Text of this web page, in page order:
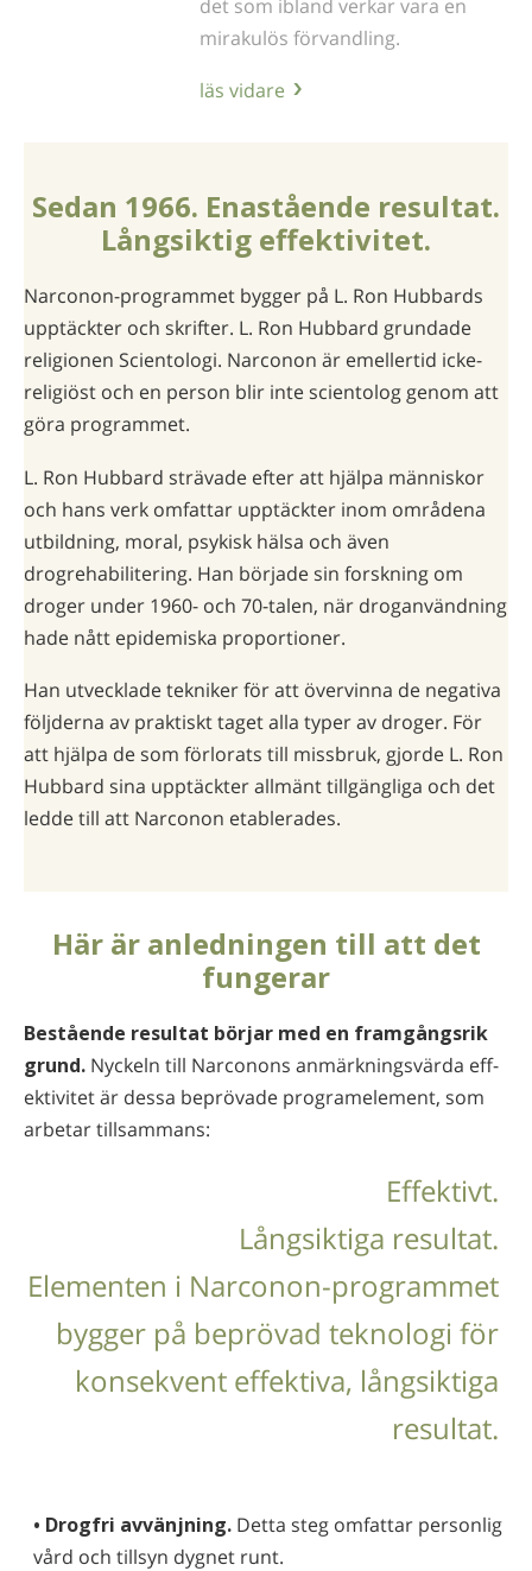
det som ibland verkar vara en
mirakulös förvandling.
läs vidare
Sedan 1966. Enastående resultat.
Långsiktig effektivitet.
Narconon-programmet bygger på L. Ron Hubbards
upptäckter och skrifter. L. Ron Hubbard grundade
religionen Scientologi. Narconon är emellertid icke-
religiöst och en person blir inte scientolog genom att
göra programmet.
L. Ron Hubbard strävade efter att hjälpa människor
och hans verk omfattar upptäckter inom områdena
utbildning, moral, psykisk hälsa och även
drogrehabilitering. Han började sin forskning om
droger under 1960- och 70-talen, när droganvändning
hade nått epidemiska proportioner.
Han utvecklade tekniker för att övervinna de negativa
följderna av praktiskt taget alla typer av droger. För
att hjälpa de som förlorats till missbruk, gjorde L. Ron
Hubbard sina upptäckter allmänt tillgängliga och det
ledde till att Narconon etablerades.
Här är anled­ningen till att det
fungerar
Bestående resultat börjar med en framgångsrik
grund. Nyckeln till Narconons anmärkningsvärda eff­
ekt­iv­itet är dessa beprövade programelement, som
arbetar tillsammans:
Effektivt.
Långsiktiga resultat.
Elementen i Narconon-programmet
bygger på beprövad teknologi för
konsekvent effektiva, långsiktiga
resultat.
• Drogfri avvänjning. Detta steg omfattar personlig
vård och tillsyn dygnet runt.